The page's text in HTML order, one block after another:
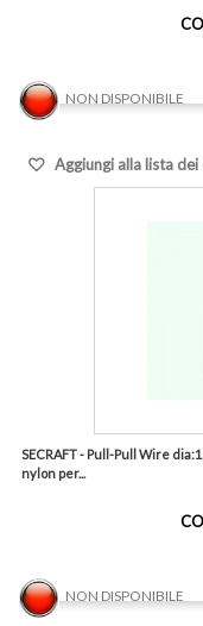
NON DISPONIBILE
Aggiungi alla lista
SECRAFT - Pull-Pull Wire
nylon per...
NON DISPONIBILE